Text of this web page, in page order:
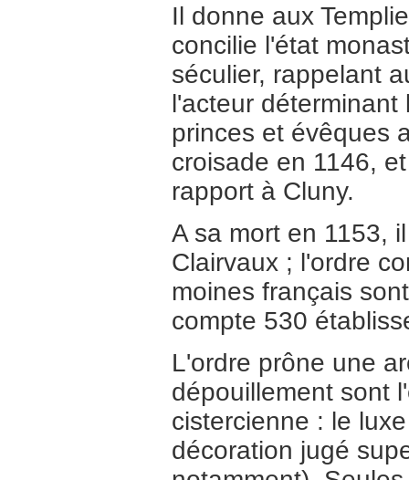
Il donne aux
concilie l'état
séculier, rappelant
l'acteur
princes et évêques
croisade en 1146,
rapport à Cluny.
A sa mort en 1153,
Clairvaux ; l'ordre
moines français
compte 530
L'ordre prône une
dépouillement sont
cistercienne : le
décoration jugé